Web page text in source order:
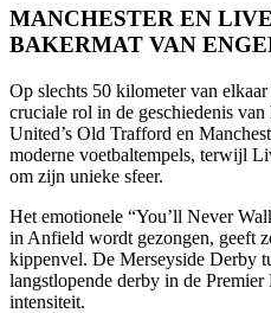
MANCHESTER EN
BAKERMAT VAN
Op slechts 50 kilometer van
cruciale rol in de geschiedenis
United’s Old Trafford en
moderne voetbaltempels, terwijl
om zijn unieke sfeer.
Het emotionele “You’ll Never
in Anfield wordt gezongen, geeft
kippenvel. De Merseyside Derby
langstlopende derby in de
intensiteit.